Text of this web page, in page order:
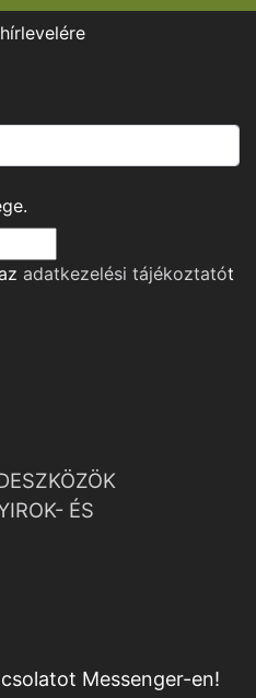
adatkezelési tájékoztatót
ÉS
Messenger-en!